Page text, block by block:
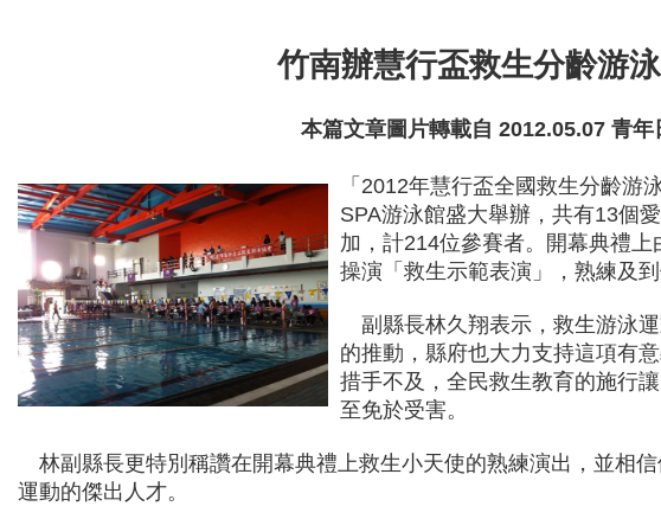
竹南辦慧行盃救生分齡游
本篇文章圖片轉載自 2012.05.07 青年
「2012年慧行盃全國救生分齡游
SPA游泳館盛大舉辦，共有13個
加，計214位參賽者。開幕典禮
操演「救生示範表演」，熟練及
副縣長林久翔表示，救生游泳
的推動，縣府也大力支持這項有
措手不及，全民救生教育的施行
至免於受害。
林副縣長更特別稱讚在開幕典禮上救生小天使的熟練演出，並相
運動的傑出人才。